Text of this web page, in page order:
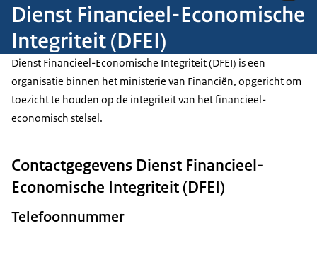
Dienst Financieel-Economische
Integriteit (DFEI)
Dienst Financieel-Economische Integriteit (DFEI) is een
organisatie binnen het ministerie van Financiën, opgericht om
toezicht te houden op de integriteit van het financieel-
economisch stelsel.
Contactgegevens Dienst Financieel-
Economische Integriteit (DFEI)
Telefoonnummer